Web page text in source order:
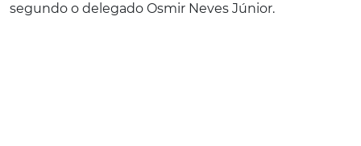
segundo o delegado Osmir Neves Júnior.